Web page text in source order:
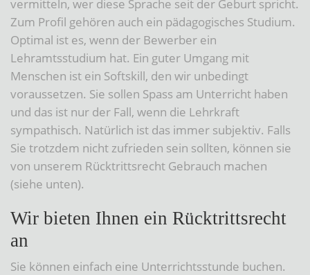
vermitteln, wer diese Sprache seit der Geburt spricht.
Zum Profil gehören auch ein pädagogisches Studium.
Optimal ist es, wenn der Bewerber ein
Lehramtsstudium hat. Ein guter Umgang mit
Menschen ist ein Softskill, den wir unbedingt
voraussetzen. Sie sollen Spass am Unterricht haben
und das ist nur der Fall, wenn die Lehrkraft
sympathisch. Natürlich ist das immer subjektiv. Falls
Sie trotzdem nicht zufrieden sein sollten, können sie
von unserem Rücktrittsrecht Gebrauch machen
(siehe unten).
Wir bieten Ihnen ein Rücktrittsrecht
an
Sie können einfach eine Unterrichtsstunde buchen.